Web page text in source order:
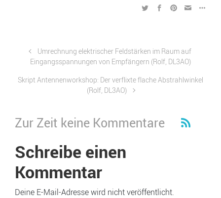
Umrechnung elektrischer Feldstärken im Raum auf
Eingangsspannungen von Empfängern (Rolf, DL3AO)
Skript Antennenworkshop: Der verflixte flache Abstrahlwinkel
(Rolf, DL3AO)
Zur Zeit keine Kommentare
Schreibe einen
Kommentar
Deine E-Mail-Adresse wird nicht veröffentlicht.